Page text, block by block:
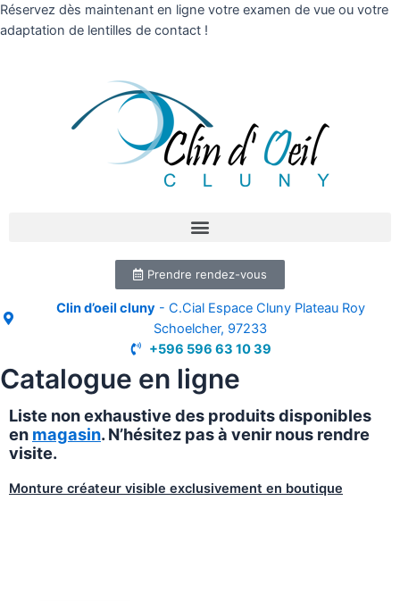
Réservez dès maintenant en ligne votre examen de vue ou votre
adaptation de lentilles de contact !
Prendre rendez-vous
Clin d’oeil cluny- C.Cial Espace Cluny Plateau Roy
Schoelcher, 97233
+596 596 63 10 39
Catalogue en ligne
Liste non exhaustive des produits disponibles
en magasin. N’hésitez pas à venir nous rendre
visite.
Monture créateur visible exclusivement en boutique